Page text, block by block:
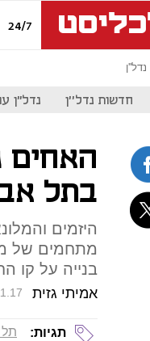
24/7
נדל''ן
חדשות נדל''ן נדל"ן
האחים
בתל
היזמים
מתחמים של
בנייה על קו
אמיתי גזית
תגיות: תל